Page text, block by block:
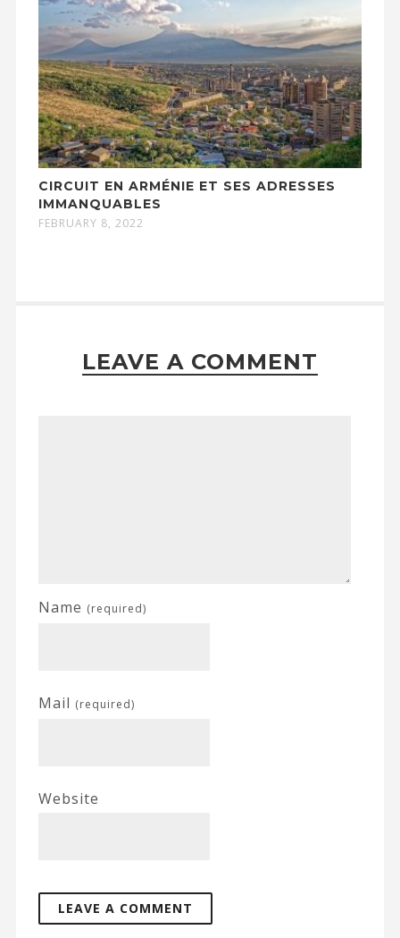
CIRCUIT EN ARMÉNIE ET SES ADRESSES
IMMANQUABLES
FEBRUARY 8, 2022
LEAVE A COMMENT
Name (required)
Mail (required)
Website